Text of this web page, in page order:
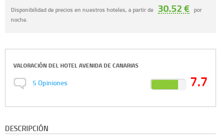
Disponibilidad de precios en nuestros hoteles, a partir de 30.52 € por
noche.
VALORACIÓN DEL HOTEL AVENIDA DE CANARIAS
5Opiniones 7.7
DESCRIPCIÓN